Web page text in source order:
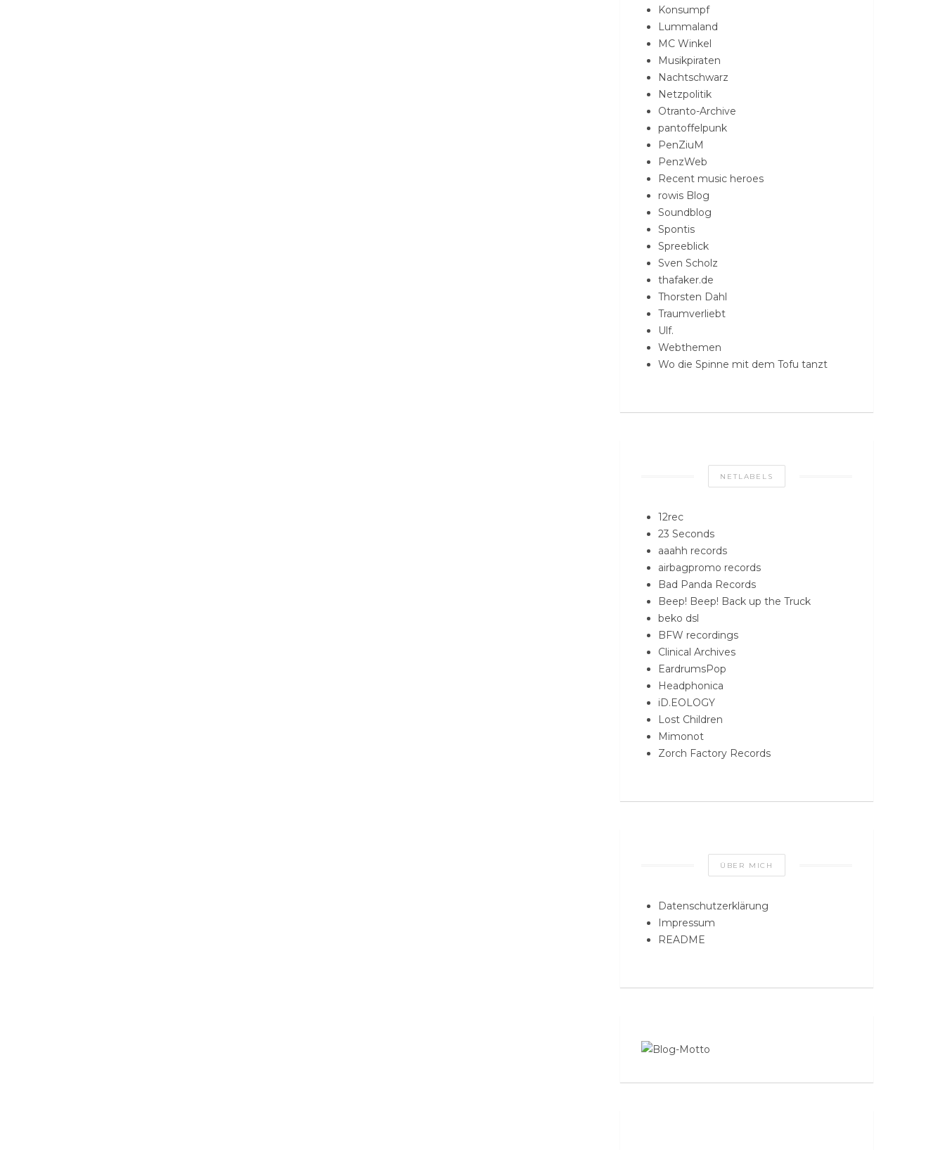
Konsumpf
Lummaland
MC Winkel
Musikpiraten
Nachtschwarz
Netzpolitik
Otranto-Archive
pantoffelpunk
PenZiuM
PenzWeb
Recent music heroes
rowis Blog
Soundblog
Spontis
Spreeblick
Sven Scholz
thafaker.de
Thorsten Dahl
Traumverliebt
Ulf.
Webthemen
Wo die Spinne mit dem Tofu tanzt
NETLABELS
12rec
23 Seconds
aaahh records
airbagpromo records
Bad Panda Records
Beep! Beep! Back up the Truck
beko dsl
BFW recordings
Clinical Archives
EardrumsPop
Headphonica
iD.EOLOGY
Lost Children
Mimonot
Zorch Factory Records
ÜBER MICH
Datenschutzerklärung
Impressum
README